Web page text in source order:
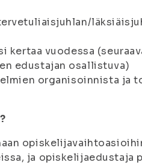
kertaa vuodessa
edustajan osallistuva)
organisoinnista ja
ja opiskelijaedustaja